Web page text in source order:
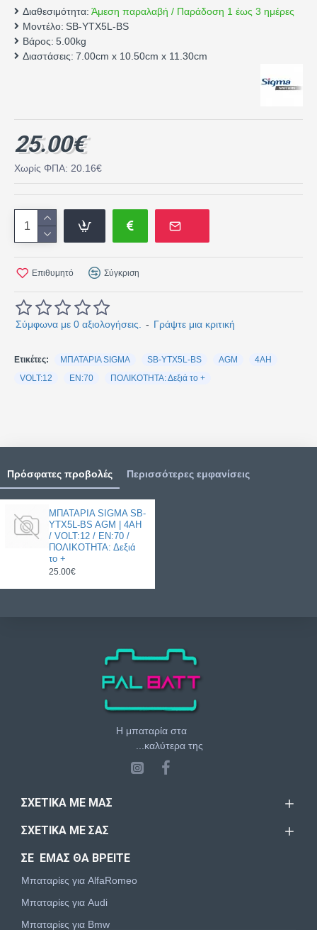
Διαθεσιμότητα: Άμεση παραλαβή / Παράδοση 1 έως 3 ημέρες
Μοντέλο: SB-YTX5L-BS
Βάρος: 5.00kg
Διαστάσεις: 7.00cm x 10.50cm x 11.30cm
Σύμφωνα με 0 αξιολογήσεις. - Γράψτε μια κριτική
25.00€
Χωρίς ΦΠΑ: 20.16€
Επιθυμητό Σύγκριση
Ετικέτες: ΜΠΑΤΑΡΙΑ SIGMA SB-YTX5L-BS AGM
4AH
VOLT:12
EN:70 ΠΟΛΙΚΟΤΗΤΑ: Δεξιά το +
Πρόσφατες προβολές Περισσότερες εμφανίσεις
ΜΠΑΤΑΡΙΑ SIGMA SB-
YTX5L-BS AGM | 4AH
/ VOLT:12 / EN:70 /
ΠΟΛΙΚΟΤΗΤΑ: Δεξιά
το +
25.00€
Η μπαταρία στα
...καλύτερα της
ΣΧΕΤΙΚΆ ΜΕ ΜΑΣ
ΣΧΕΤΙΚΆ ΜΕ ΣΑΣ
ΣΕ ΕΜΑΣ ΘΑ ΒΡΕΙΤΕ
Μπαταρίες για AlfaRomeo
Μπαταρίες για Audi
Μπαταρίες για Bmw